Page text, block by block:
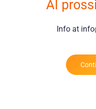
Al
Info at